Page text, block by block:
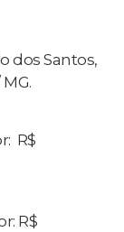
dos Santos,
R$
R$